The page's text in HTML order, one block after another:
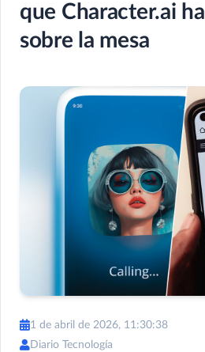
que Character.ai
sobre la mesa
1 de abril de 2026, 11:30:38
Diario Tecnología